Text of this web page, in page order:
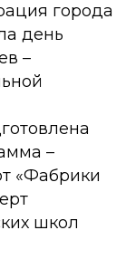
города
день
–
–
«Фабрики
школ